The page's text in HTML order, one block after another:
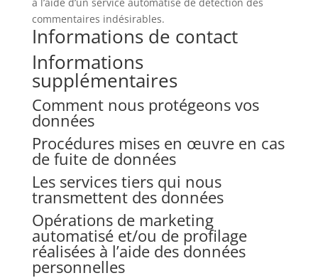
commentaires indésirables.
Informations de contact
Informations
supplémentaires
Comment nous protégeons vos
données
Procédures mises en œuvre en cas
de fuite de données
Les services tiers qui nous
transmettent des données
Opérations de marketing
automatisé et/ou de profilage
réalisées à l’aide des données
personnelles